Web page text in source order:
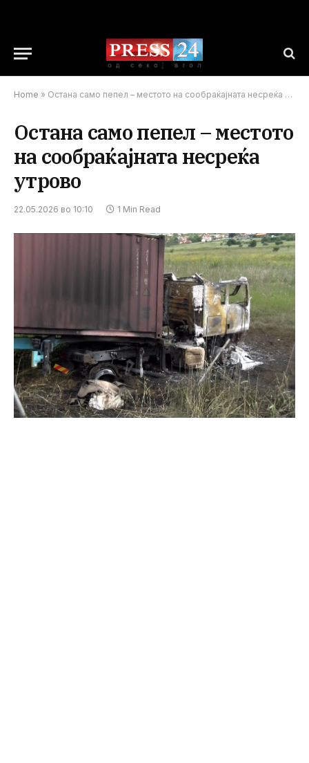
Home » Остана само пепел – местото на сообраќајната несреќа утрово
Остана само пепел – местото
на сообраќајната несреќа
утрово
22.05.2026 во 10:10 1 Min Read